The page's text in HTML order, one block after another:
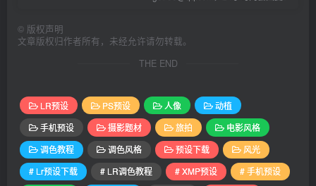
© 版权声明
文章版权归作者所有，未经允许请勿转载。
THE END
LR预设 PS预设 人像
动植
手机预设
摄影题材 旅拍
电影风格
调色教程
调色风格 预设下载
风光
# Lr预设下载
# LR调色教程 # XMP预设
# 手机预设